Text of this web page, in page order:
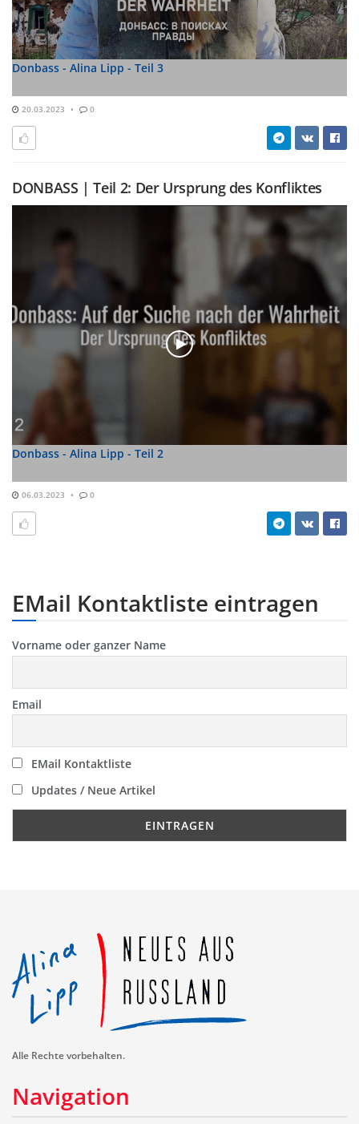
Donbass - Alina Lipp - Teil 3
20.03.2023 0
DONBASS | Teil 2: Der Ursprung des Konfliktes
Donbass - Alina Lipp - Teil 2
06.03.2023 0
EMail Kontaktliste eintragen
Vorname oder ganzer Name
Email
EMail Kontaktliste
Updates / Neue Artikel
Alle Rechte vorbehalten.
Navigation